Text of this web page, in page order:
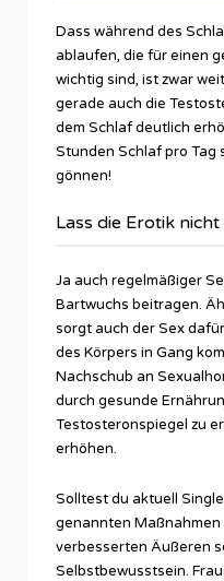
Dass während des
ablaufen, die für einen
wichtig sind, ist zwar
gerade auch die
dem Schlaf deutlich
Stunden Schlaf pro Tag
gönnen!
Lass die Erotik
Ja auch regelmäßiger
Bartwuchs beitragen.
sorgt auch der Sex
des Körpers in Gang
Nachschub an
durch gesunde
Testosteronspiegel zu
erhöhen.
Solltest du aktuell
genannten Maßnahmen
verbesserten Äußeren
Selbstbewusstsein.